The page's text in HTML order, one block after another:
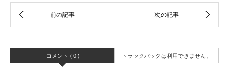
コメント ( 0 ) トラックバックは利用できません。